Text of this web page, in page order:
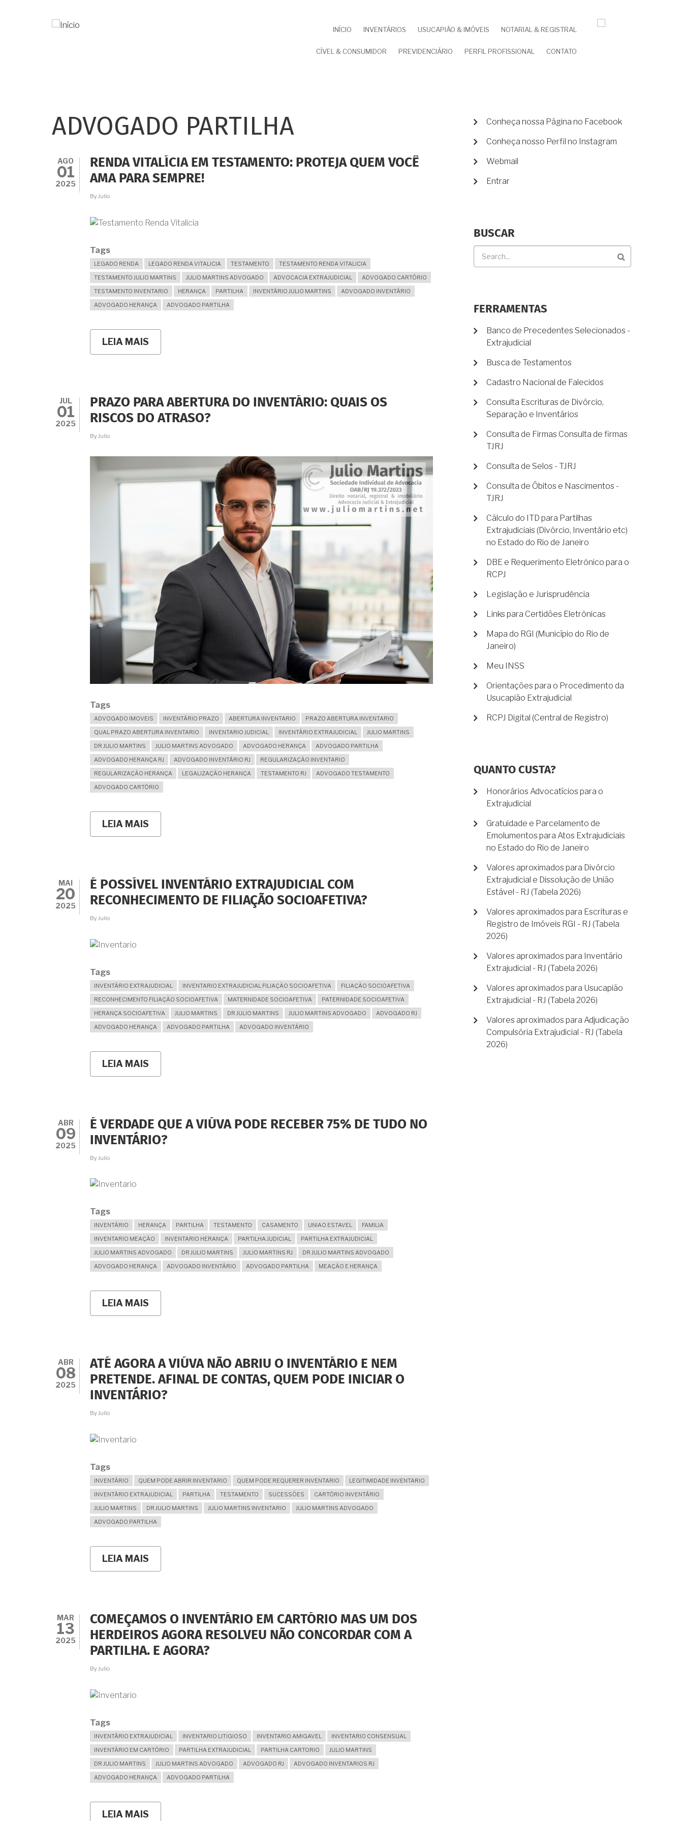
INÍCIO INVENTÁRIOS USUCAPIÃO & IMÓVEIS NOTARIAL & REGISTRAL
CÍVEL & CONSUMIDOR PREVIDENCIÁRIO PERFIL PROFISSIONAL CONTATO
ADVOGADO PARTILHA
AGO
01
2025
RENDA VITALÍCIA EM TESTAMENTO: PROTEJA QUEM VOCÊ
AMA PARA SEMPRE!
ByJulio
Tags
LEGADO RENDA LEGADO RENDA VITALICIA TESTAMENTO
TESTAMENTO RENDA VITALICIA
TESTAMENTO JULIO MARTINS
JULIO MARTINS ADVOGADO ADVOCACIA EXTRAJUDICIAL
ADVOGADO CARTÓRIO
TESTAMENTO INVENTARIO
HERANÇA PARTILHA INVENTÁRIO JULIO MARTINS
ADVOGADO INVENTÁRIO
ADVOGADO HERANÇA
ADVOGADO PARTILHA
LEIA MAIS
RENDA
QUEM
VOCÊ
AMA
PARA
JUL
01
2025
PRAZO PARA ABERTURA DO INVENTÁRIO: QUAIS OS
RISCOS DO ATRASO?
By Julio
Tags
ADVOGADO IMOVEIS INVENTÁRIO PRAZO ABERTURA INVENTARIO
PRAZO ABERTURA INVENTARIO
QUAL PRAZO ABERTURA INVENTARIO
INVENTARIO JUDICIAL INVENTÁRIO EXTRAJUDICIAL
JULIO MARTINS
DR JULIO MARTINS
JULIO MARTINS ADVOGADO ADVOGADO HERANÇA
ADVOGADO PARTILHA
ADVOGADO HERANÇA RJ
ADVOGADO INVENTÁRIO RJ
REGULARIZAÇÃO INVENTARIO
REGULARIZAÇÃO HERANÇA
LEGALIZAÇÃO HERANÇA TESTAMENTO RJ
ADVOGADO TESTAMENTO
ADVOGADO CARTÓRIO
LEIA MAIS
PRAZO
QUAIS
OS
RISCOS
DO
MAI
20
2025
É POSSÍVEL INVENTÁRIO EXTRAJUDICIAL COM
RECONHECIMENTO DE FILIAÇÃO SOCIOAFETIVA?
ByJulio
Tags
INVENTÁRIO EXTRAJUDICIAL INVENTARIO EXTRAJUDICIAL FILIAÇÃO SOCIOAFETIVA
FILIAÇÃO SOCIOAFETIVA
RECONHECIMENTO FILIAÇÃO SOCIOAFETIVA
MATERNIDADE SOCIOAFETIVA
PATERNIDADE SOCIOAFETIVA
HERANÇA SOCIOAFETIVA
JULIO MARTINS DR JULIO MARTINS JULIO MARTINS ADVOGADO
ADVOGADO RJ
ADVOGADO HERANÇA
ADVOGADO PARTILHA ADVOGADO INVENTÁRIO
LEIA MAIS
RECONHECIMENTO
DE
FILIAÇÃO
SOCIOAFETIVA?
ABR
09
2025
É VERDADE QUE A VIÚVA PODE RECEBER 75% DE TUDO NO
INVENTÁRIO?
By Julio
Tags
INVENTÁRIO HERANÇA PARTILHA TESTAMENTO CASAMENTO UNIAO ESTAVEL
FAMILIA
INVENTARIO MEAÇÃO
INVENTARIO HERANÇA PARTILHA JUDICIAL
PARTILHA EXTRAJUDICIAL
JULIO MARTINS ADVOGADO
DR JULIO MARTINS JULIO MARTINS RJ
DR JULIO MARTINS ADVOGADO
ADVOGADO HERANÇA
ADVOGADO INVENTÁRIO ADVOGADO PARTILHA MEAÇÃO E HERANÇA
LEIA MAIS
PODE
RECEBER
75%
DE
TUDO
ABR
08
2025
ATÉ AGORA A VIÚVA NÃO ABRIU O INVENTÁRIO E NEM
PRETENDE. AFINAL DE CONTAS, QUEM PODE INICIAR O
INVENTÁRIO?
ByJulio
Tags
INVENTÁRIO QUEM PODE ABRIR INVENTARIO QUEM PODE REQUERER INVENTARIO
LEGITIMIDADE INVENTARIO
INVENTÁRIO EXTRAJUDICIAL
PARTILHA TESTAMENTO SUCESSÕES
CARTÓRIO INVENTÁRIO
JULIO MARTINS
DR JULIO MARTINS JULIO MARTINS INVENTARIO
JULIO MARTINS ADVOGADO
ADVOGADO PARTILHA
LEIA MAIS
ATÉ
ABRIU
O
INVENTÁRIO
E
NEM
INVENTÁRIO?
MAR
13
2025
COMEÇAMOS O INVENTÁRIO EM CARTÓRIO MAS UM DOS
HERDEIROS AGORA RESOLVEU NÃO CONCORDAR COM A
PARTILHA. E AGORA?
ByJulio
Tags
INVENTÁRIO EXTRAJUDICIAL INVENTARIO LITIGIOSO INVENTARIO AMIGAVEL
INVENTARIO CONSENSUAL
INVENTÁRIO EM CARTÓRIO
PARTILHA EXTRAJUDICIAL PARTILHA CARTORIO
JULIO MARTINS
DR JULIO MARTINS
JULIO MARTINS ADVOGADO ADVOGADO RJ
ADVOGADO INVENTARIOS RJ
ADVOGADO HERANÇA
ADVOGADO PARTILHA
LEIA MAIS
MENU
CONTA
DE
Conheça nossa Página no Facebook
Conheça nosso Perfil no Instagram
Webmail
Entrar
BUSCAR
FERRAMENTAS
Banco de Precedentes Selecionados -
Extrajudicial
Busca de Testamentos
Cadastro Nacional de Falecidos
Consulta Escrituras de Divórcio,
Separação e Inventários
Consulta de Firmas Consulta de firmas
TJRJ
Consulta de Selos - TJRJ
Consulta de Óbitos e Nascimentos -
TJRJ
Cálculo do ITD para Partilhas
Extrajudiciais (Divórcio, Inventário etc)
no Estado do Rio de Janeiro
DBE e Requerimento Eletrônico para o
RCPJ
Legislação e Jurisprudência
Links para Certidões Eletrônicas
Mapa do RGI (Município do Rio de
Janeiro)
Meu INSS
Orientações para o Procedimento da
Usucapião Extrajudicial
RCPJ Digital (Central de Registro)
QUANTO CUSTA?
Honorários Advocatícios para o
Extrajudicial
Gratuidade e Parcelamento de
Emolumentos para Atos Extrajudiciais
no Estado do Rio de Janeiro
Valores aproximados para Divórcio
Extrajudicial e Dissolução de União
Estável - RJ (Tabela 2026)
Valores aproximados para Escrituras e
Registro de Imóveis RGI - RJ (Tabela
2026)
Valores aproximados para Inventário
Extrajudicial - RJ (Tabela 2026)
Valores aproximados para Usucapião
Extrajudicial - RJ (Tabela 2026)
Valores aproximados para Adjudicação
Compulsória Extrajudicial - RJ (Tabela
2026)